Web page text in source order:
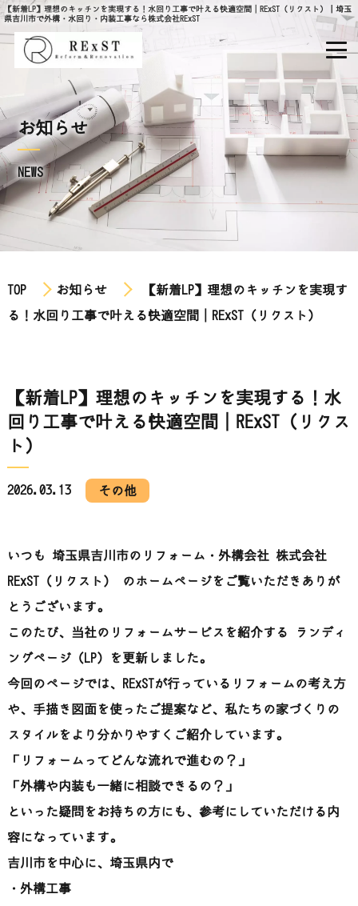
【新着LP】理想のキッチンを実現する！水回り工事で叶える快適空間│RExST（リクスト）｜埼玉
県吉川市で外構・水回り・内装工事なら株式会社RExST
お知らせ
NEWS
TOP お知らせ
【新着LP】理想のキッチンを実現す
る！水回り工事で叶える快適空間│RExST（リクスト）
【新着LP】理想のキッチンを実現する！水
回り工事で叶える快適空間│RExST（リクス
ト）
2026.03.13 その他
いつも 埼玉県吉川 市の リフォーム・ 外構会社 株式会社
RExST（ リ ク スト） のホームページを ご覧いただき ありが
とう ござい ます。
このたび、 当社の リフォームサービス を紹介する
ランディ
ン グページ（ LP） を更新しま した。
今回 のページでは、 RExSTが行っている リフォームの考え方
や、 手描き 図面を使っ た ご提案など、 私たち の家づくり の
スタイルをより分かりやすく ご紹介してい ます。
「 リフォーム って どんな流れで進むの？」
「外構や内装も一緒に相談できる の？」
といった疑問 をお持ち の方に も、 参考にしていただける 内
容にな ってい ます。
吉川 市を中心に、 埼玉県内で
・ 外構工事